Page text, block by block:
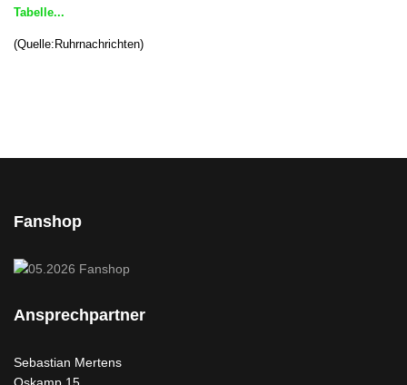
Tabelle...
(Quelle:Ruhrnachrichten)
Fanshop
Ansprechpartner
Sebastian Mertens